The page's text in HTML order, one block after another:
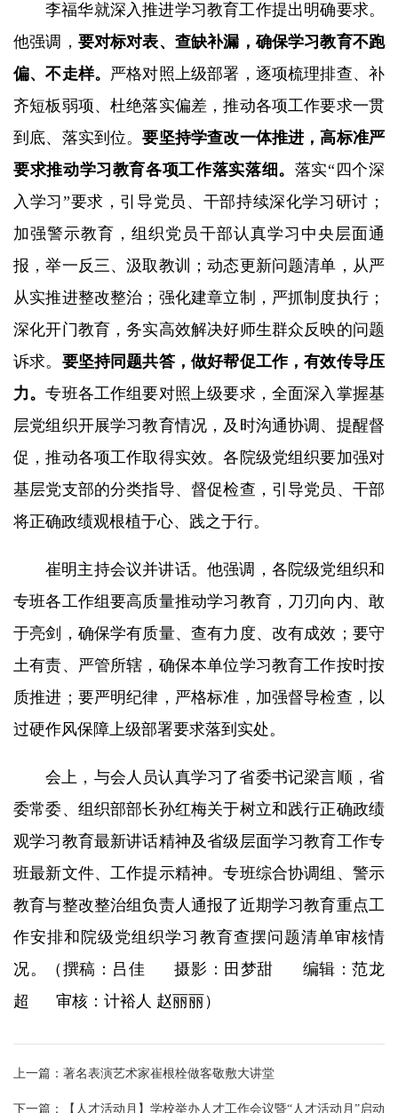
李福华就深入推进学习教育工作提出明确要求。
他强调， 要对标对表、查缺补漏，确保学习教育不跑
偏、不走样。 严格对照上级部署，逐项梳理排查、补
齐短板弱项、杜绝落实偏差，推动各项工作要求一贯
到底、落实到位。要坚持学查改一体推进，高标准严
要求推动学习教育各项工作落实落细。 落实“四个深
入学习”要求，引导党员、干部持续深化学习研讨；
加强警示教育，组织党员干部认真学习中央层面通
报，举一反三、汲取教训；动态更新问题清单，从严
从实推进整改整治；强化建章立制，严抓制度执行；
深化开门教育，务实高效解决好师生群众反映的问题
诉求。 要坚持同题共答，做好帮促工作，有效传导压
力。专班各工作组要对照上级要求，全面深入掌握基
层党组织开展学习教育情况，及时沟通协调、提醒督
促，推动各项工作取得实效。各院级党组织要加强对
基层党支部的分类指导、督促检查，引导党员、干部
将正确政绩观根植于心、践之于行。
崔明主持会议并讲话。他强调，各院级党组织和
专班各工作组要高质量推动学习教育，刀刃向内、敢
于亮剑，确保学有质量、查有力度、改有成效；要守
土有责、严管所辖，确保本单位学习教育工作按时按
质推进；要严明纪律，严格标准，加强督导检查，以
过硬作风保障上级部署要求落到实处。
会上，与会人员认真学习了省委书记梁言顺，省
委常委、组织部部长孙红梅关于树立和践行正确政绩
观学习教育最新讲话精神及省级层面学习教育工作专
班最新文件、工作提示精神。专班综合协调组、警示
教育与整改整治组负责人通报了近期学习教育重点工
作安排和院级党组织学习教育查摆问题清单审核情
况。（撰稿：吕佳 摄影：田梦甜 编辑：范龙
超 审核：计裕人 赵丽丽）
上一篇： 著名表演艺术家崔根栓做客敬敷大讲堂
下一篇：
【人才活动月】学校举办人才工作会议暨“人才活动月”启动